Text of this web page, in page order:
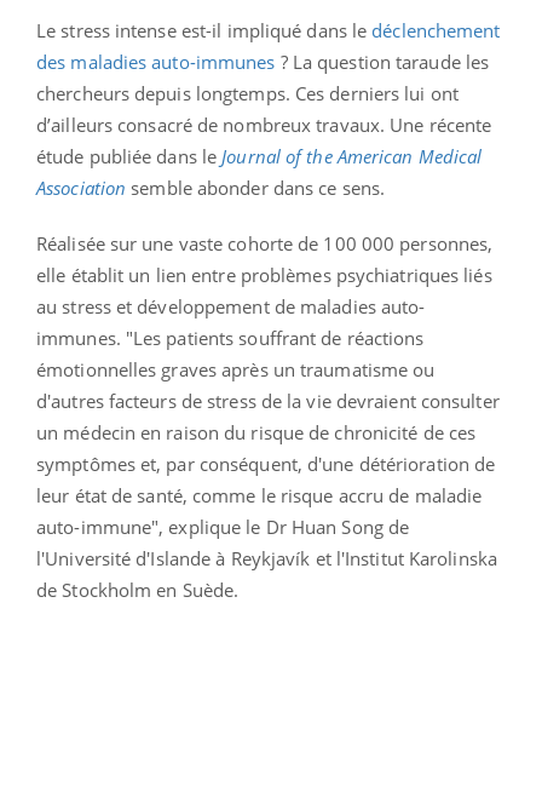
Le stress intense est-il impliqué dans le déclenchement
des maladies auto-immunes ? La question taraude les
chercheurs depuis longtemps. Ces derniers lui ont
d’ailleurs consacré de nombreux travaux. Une récente
étude publiée dans le Journal of the American Medical
Association semble abonder dans ce sens.
Réalisée sur une vaste cohorte de 100 000 personnes,
elle établit un lien entre problèmes psychiatriques liés
au stress et développement de maladies auto-
immunes. "Les patients souffrant de réactions
émotionnelles graves après un traumatisme ou
d'autres facteurs de stress de la vie devraient consulter
un médecin en raison du risque de chronicité de ces
symptômes et, par conséquent, d'une détérioration de
leur état de santé, comme le risque accru de maladie
auto-immune", explique le Dr Huan Song de
l'Université d'Islande à Reykjavík et l'Institut Karolinska
de Stockholm en Suède.